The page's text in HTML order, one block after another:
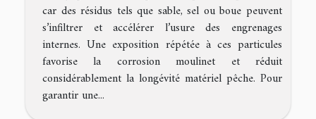
car des résidus tels que sable, sel ou boue peuvent
s’infiltrer et accélérer l’usure des engrenages
internes. Une exposition répétée à ces particules
favorise la corrosion moulinet et réduit
considérablement la longévité matériel pêche. Pour
garantir une...